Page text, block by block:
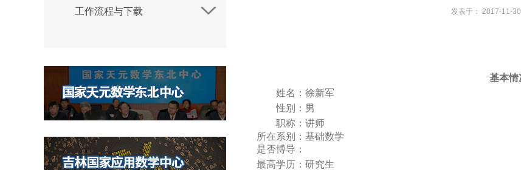
工作流程与下载 发表于： 2017-11-30
基本情
姓名： 徐新军
性别： 男
职称： 讲师
所在系别： 基础数学
是否博导：
最高学历： 研究生